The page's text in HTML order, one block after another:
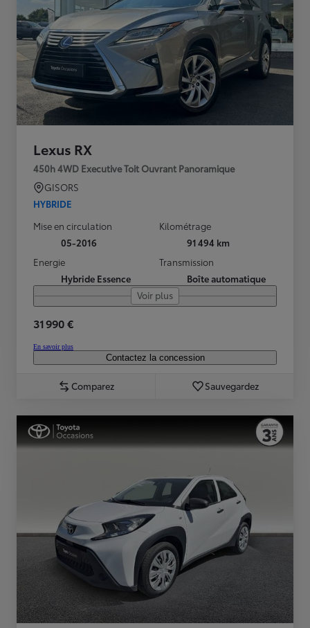
Lexus RX
450h 4WD Executive Toit Ouvrant Panoramique
GISORS
HYBRIDE
Mise en circulation
05-2016
Kilométrage
91 494 km
Energie
Hybride Essence
Transmission
Boîte automatique
Voir plus
31 990 €
En savoir plus
Contactez la concession
Comparez Sauvegardez